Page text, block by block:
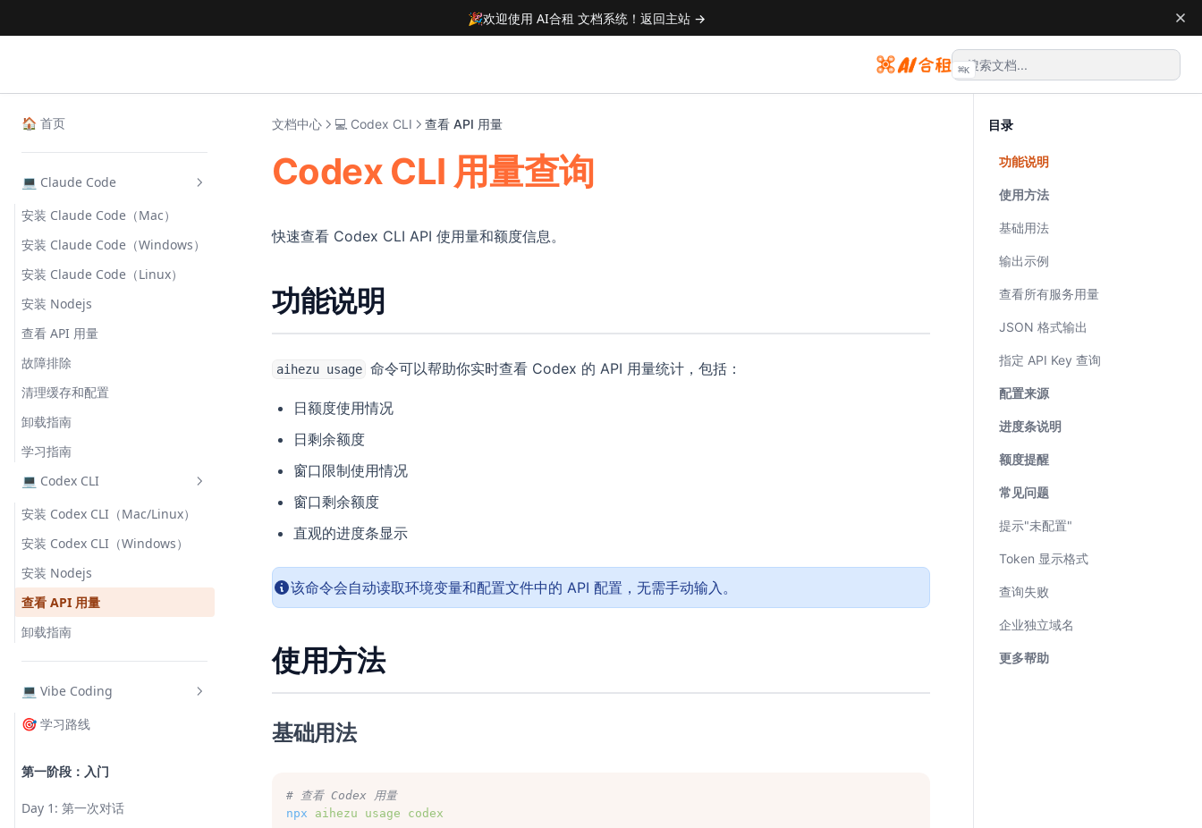
🎉欢迎使用 AI合租 文档系统！返回主站 →
⌘K
🏠 首页
💻 Claude Code
安装 Claude Code（Mac）
安装 Claude Code（Windows）
安装 Claude Code（Linux）
安装 Nodejs
查看 API 用量
故障排除
清理缓存和配置
卸载指南
学习指南
💻 Codex CLI
安装 Codex CLI（Mac/Linux）
安装 Codex CLI（Windows）
安装 Nodejs
查看 API 用量
卸载指南
💻 Vibe Coding
🎯 学习路线
第一阶段：入门
Day 1: 第一次对话
目录
功能说明
使用方法
基础用法
输出示例
查看所有服务用量
JSON 格式输出
指定 API Key 查询
配置来源
进度条说明
额度提醒
常见问题
提示"未配置"
Token 显示格式
查询失败
企业独立域名
更多帮助
文档中心 💻 Codex CLI 查看 API 用量
Codex CLI 用量查询
快速查看 Codex CLI API 使用量和额度信息。
功能说明
aihezu usage 命令可以帮助你实时查看 Codex 的 API 用量统计，包括：
日额度使用情况
日剩余额度
窗口限制使用情况
窗口剩余额度
直观的进度条显示
该命令会自动读取环境变量和配置文件中的 API 配置，无需手动输入。
使用方法
基础用法
# 查看 Codex 用量
npx
aihezu usage codex